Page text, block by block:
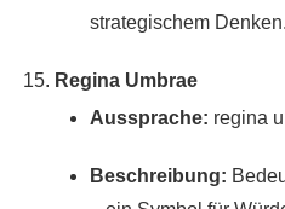
strategischem Denken.
Regina Umbrae
Aussprache: regina
Beschreibung: